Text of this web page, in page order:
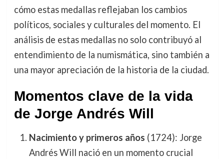
cómo estas medallas reflejaban los cambios
políticos, sociales y culturales del momento. El
análisis de estas medallas no solo contribuyó al
entendimiento de la numismática, sino también a
una mayor apreciación de la historia de la ciudad.
Momentos clave de la vida
de Jorge Andrés Will
Nacimiento y primeros años (1724): Jorge
Andrés Will nació en un momento crucial